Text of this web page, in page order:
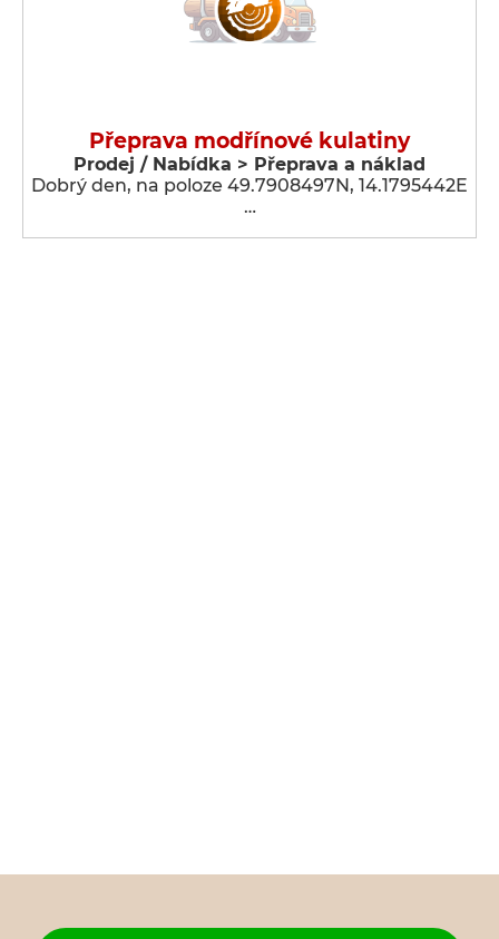
Přeprava modřínové kulatiny
Prodej / Nabídka > Přeprava a náklad
Dobrý den, na poloze 49.7908497N, 14.1795442E
…